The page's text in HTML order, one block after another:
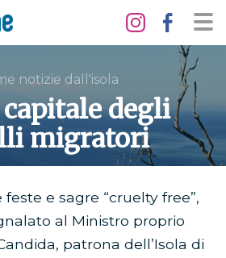
notizie dall'isola
capitale degli
migratori
e sagre “cruelty free”,
al Ministro proprio
patrona dell’Isola di